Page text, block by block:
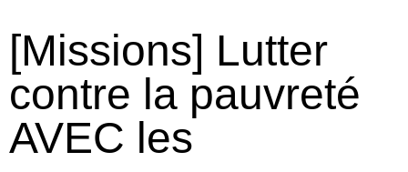
[Missions] Lutter
contre la pauvreté
AVEC les